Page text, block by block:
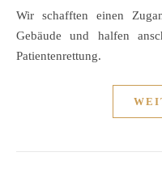
Wir schafften einen Zugang für den Rettungsdienst in das
Gebäude und halfen
Patientenrettung.